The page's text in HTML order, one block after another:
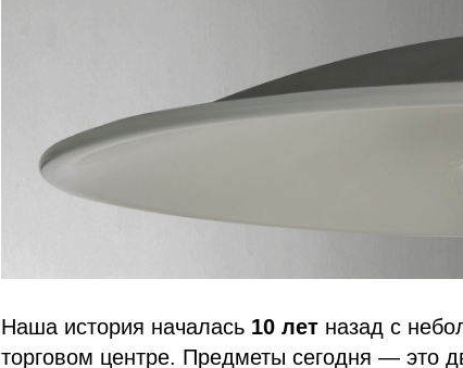
Наша история началась 10 лет назад с
торговом центре. Предметы сегодня — это